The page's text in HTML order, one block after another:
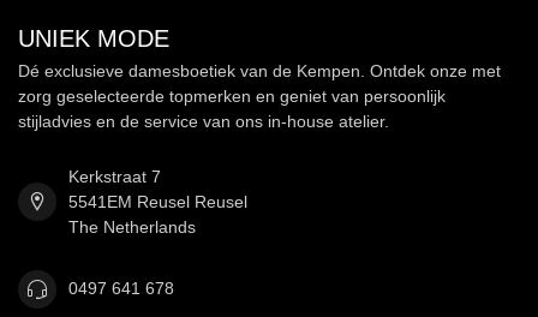
UNIEK MODE
Dé exclusieve damesboetiek van de Kempen. Ontdek onze met
zorg geselecteerde topmerken en geniet van persoonlijk
stijladvies en de service van ons in-house atelier.
Kerkstraat 7
5541EM Reusel Reusel
The Netherlands
0497 641 678